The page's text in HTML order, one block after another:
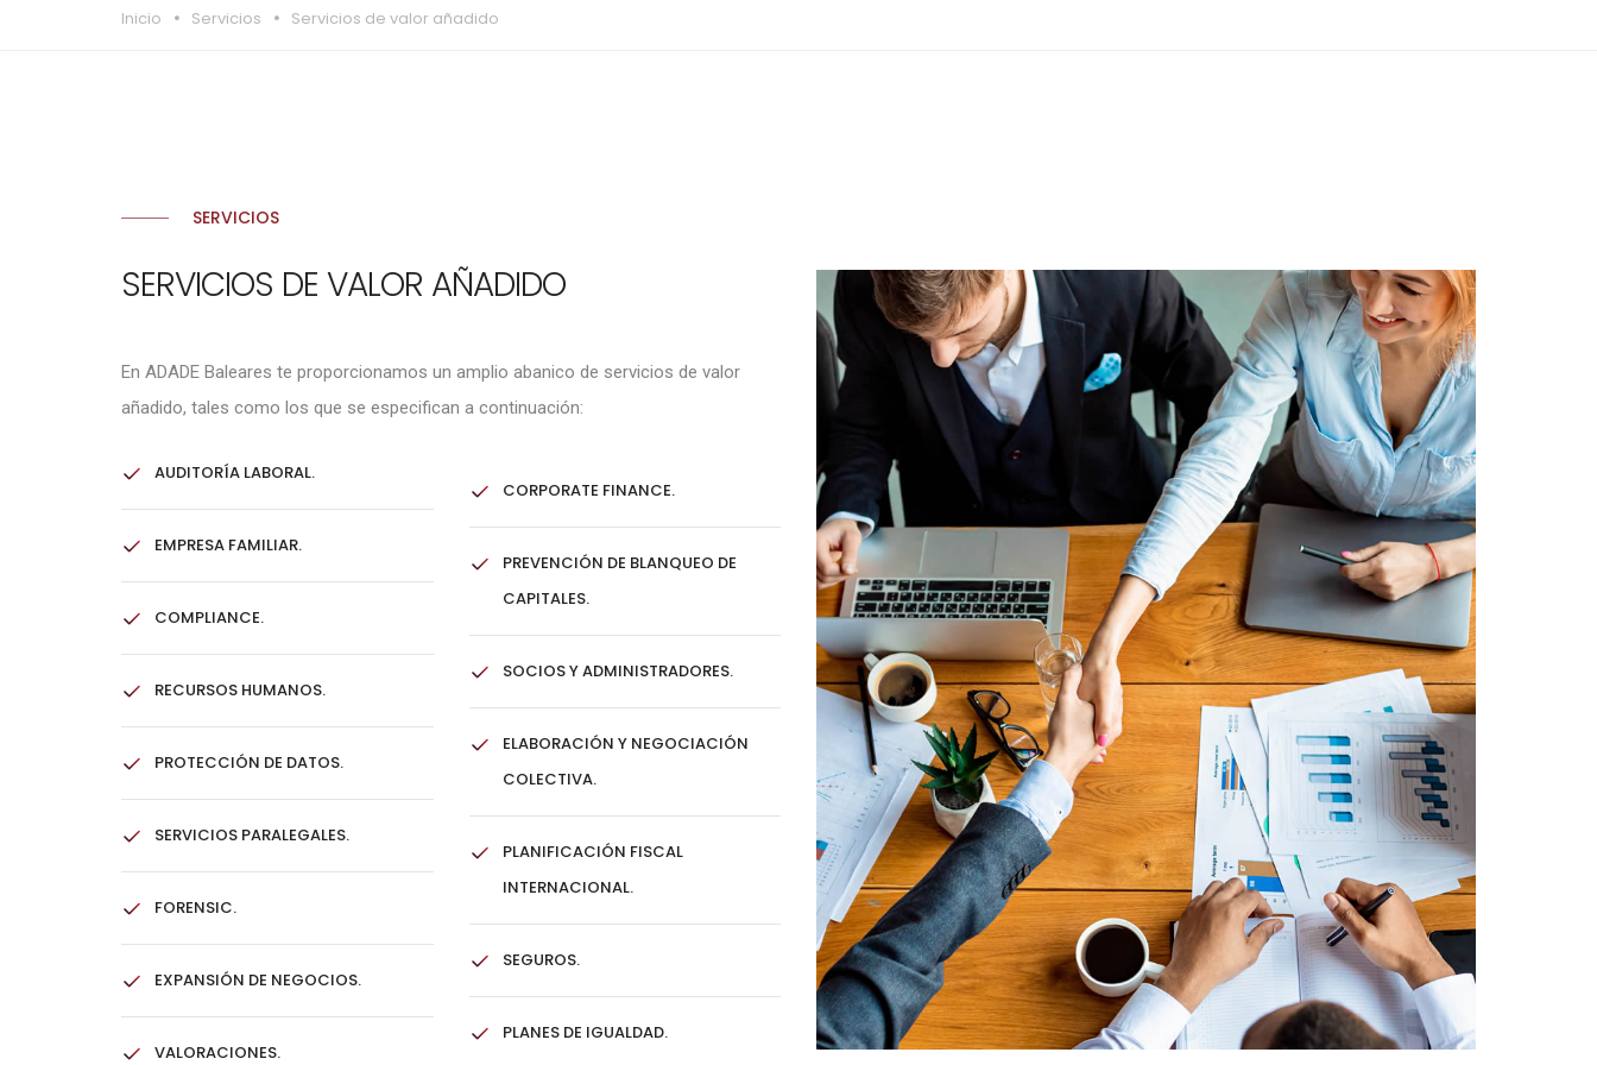
Inicio Servicios Servicios de valor añadido
SERVICIOS
SERVICIOS DE VALOR AÑADIDO
En ADADE Baleares te proporcionamos un amplio abanico de servicios de valor
añadido, tales como los que se especifican a continuación:
AUDITORÍA LABORAL.
EMPRESA FAMILIAR.
COMPLIANCE.
RECURSOS HUMANOS.
PROTECCIÓN DE DATOS.
SERVICIOS PARALEGALES.
FORENSIC.
EXPANSIÓN DE NEGOCIOS.
VALORACIONES.
CORPORATE FINANCE.
PREVENCIÓN DE BLANQUEO DE
CAPITALES.
SOCIOS Y ADMINISTRADORES.
ELABORACIÓN Y NEGOCIACIÓN
COLECTIVA.
PLANIFICACIÓN FISCAL
INTERNACIONAL.
SEGUROS.
PLANES DE IGUALDAD.